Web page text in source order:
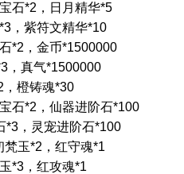
石*2，日月精华*5
，紫符文精华*10
*2，金币*1500000
，真气*1500000
，橙铸魂*30
石*2，仙器进阶石*100
*3，灵宠进阶石*100
梵玉*2，红守魂*1
*3，红攻魂*1